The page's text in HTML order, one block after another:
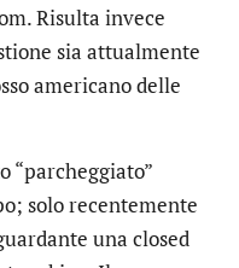
Risulta invece
sia attualmente
americano delle
“parcheggiato”
solo recentemente
una closed